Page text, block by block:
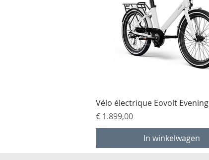
Snel overzicht
Vélo électrique Eovolt Evening
Prijs
€ 1.899,00
In winkelwagen